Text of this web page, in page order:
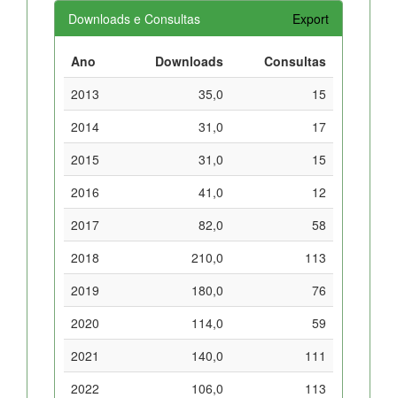
Downloads e Consultas Export
Ano Downloads
Consultas
2013
35,0
15
2014
31,0
17
2015
31,0
15
2016
41,0
12
2017
82,0
58
2018
210,0
113
2019
180,0
76
2020
114,0
59
2021
140,0
111
2022
106,0
113